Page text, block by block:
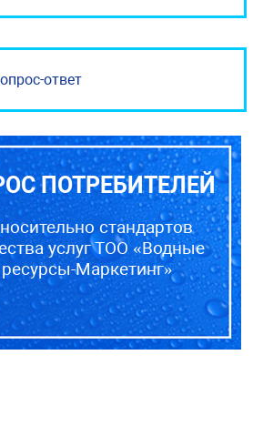
ответ
ПОТРЕБИТЕЛЕЙ
стандартов
услуг ТОО «Водные
ресурсы-Маркетинг»